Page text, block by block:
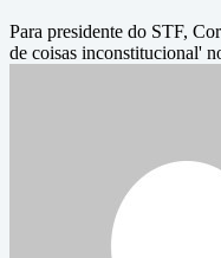
Para presidente do STF,
de coisas inconstitucional'